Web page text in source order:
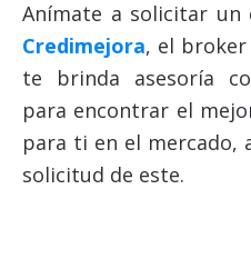
Anímate a solicitar un
Credimejora, el
te brinda asesoría
para encontrar el
para ti en el mercado,
solicitud de este.